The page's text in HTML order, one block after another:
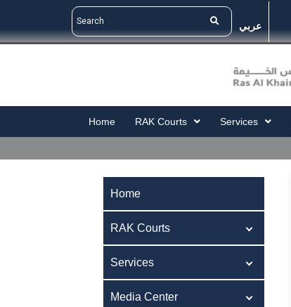
عربي
Home RAK Courts Services
Home
RAK Courts
Services
Media Center